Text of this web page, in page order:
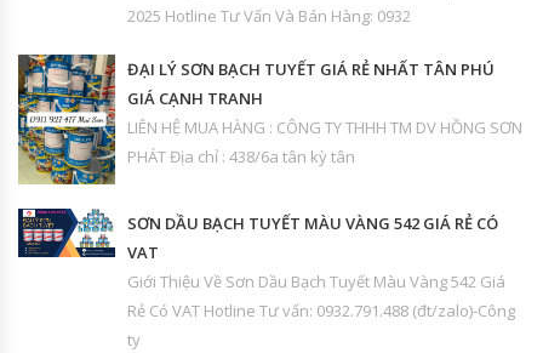
2025 Hotline Tư Vấn Và Bán Hàng: 0932
ĐẠI LÝ SƠN BẠCH TUYẾT GIÁ RẺ NHẤT TÂN PHÚ
GIÁ CẠNH TRANH
LIÊN HỆ MUA HÀNG : CÔNG TY THHH TM DV HỒNG SƠN
PHÁT Địa chỉ : 438/6a tân kỳ tân
SƠN DẦU BẠCH TUYẾT MÀU VÀNG 542 GIÁ RẺ CÓ
VAT
Giới Thiệu Về Sơn Dầu Bạch Tuyết Màu Vàng 542 Giá
Rẻ Có VAT Hotline Tư vấn: 0932.791.488 (đt/zalo)-Công
ty